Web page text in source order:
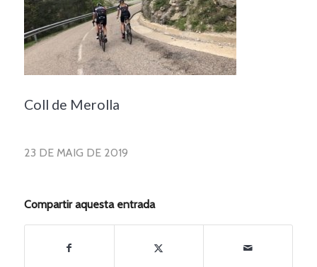
Coll de Merolla
23 DE MAIG DE 2019
Compartir aquesta entrada